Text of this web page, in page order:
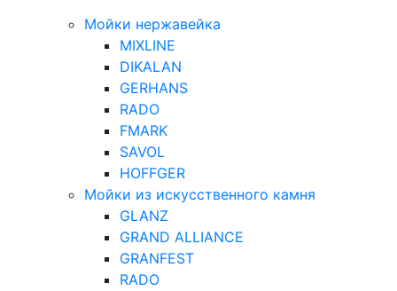
Мойки нержавейка
MIXLINE
DIKALAN
GERHANS
RADO
FMARK
SAVOL
HOFFGER
Мойки из искусственного камня
GLANZ
GRAND ALLIANCE
GRANFEST
RADO